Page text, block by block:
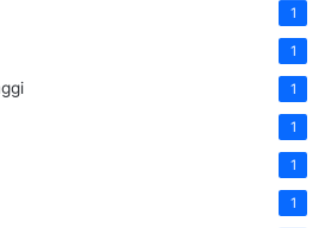
1
1
1
1
1
1